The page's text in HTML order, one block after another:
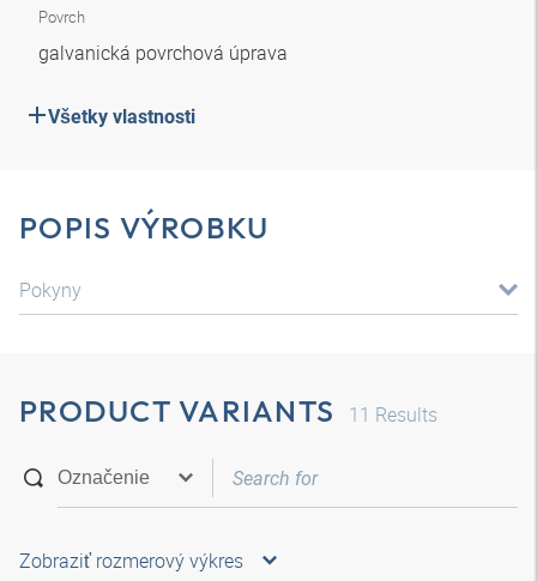
Povrch
galvanická povrchová úprava
Všetky vlastnosti
POPIS VÝROBKU
Pokyny
PRODUCT VARIANTS 11 Results
Zobraziť rozmerový výkres